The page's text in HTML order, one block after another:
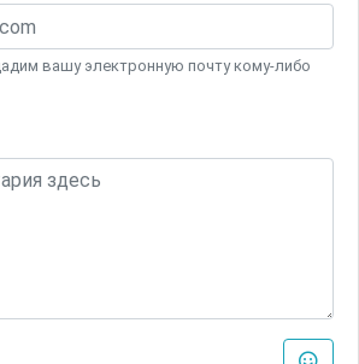
вашу электронную почту кому-либо